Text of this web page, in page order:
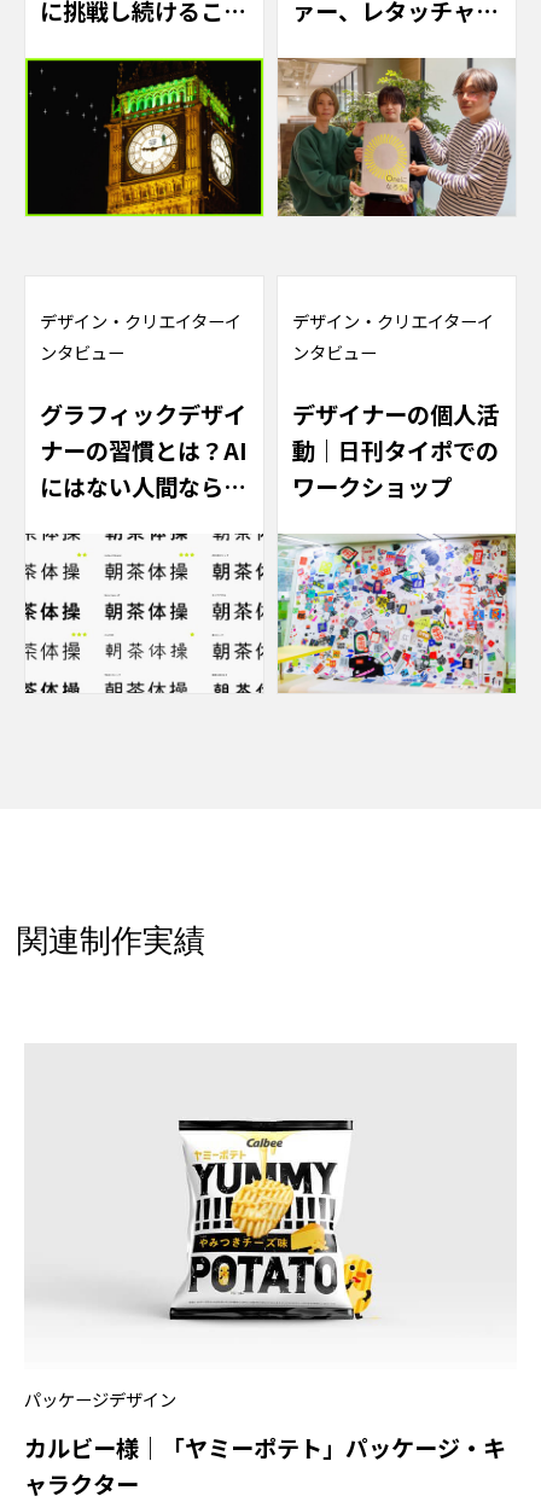
に挑戦し続けること
ァー、レタッチャー
とたきコーポレーシ
ョン。
デザイン ・ クリエイターイ
ンタビュー
グラフィックデザイ
ナーの習慣とは？AI
にはない人間ならで
デザイン ・ クリエイターイ
ンタビュー
デザイナーの個人活
動｜日刊タイポでの
ワークショップ
関連制作実績
パッケージデザイン
カルビー様｜「ヤミーポテト」パッケージ・キ
ャラクター